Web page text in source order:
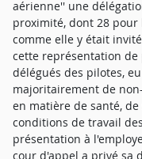
aérienne'' une
proximité, dont 28 pour
comme elle y était
cette représentation
délégués des pilotes,
majoritairement de
en matière de santé,
conditions de travail
présentation à
cour d'appel a privé sa